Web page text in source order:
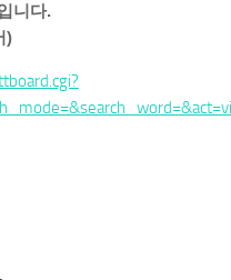
니다.
)